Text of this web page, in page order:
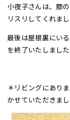
小夜子さんは、膝
リスリしてくれま
最後は屋根裏にい
を終了いたしました
＊リビングにあり
かせていただきま